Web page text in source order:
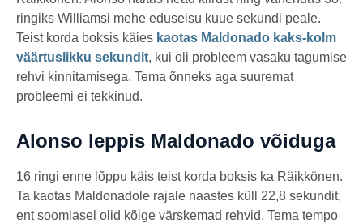
ringiks Williamsi mehe eduseisu kuue sekundi peale.
Teist korda boksis käies kaotas Maldonado kaks-kolm
väärtuslikku sekundit, kui oli probleem vasaku tagumise
rehvi kinnitamisega. Tema õnneks aga suuremat
probleemi ei tekkinud.
Alonso leppis Maldonado võiduga
16 ringi enne lõppu käis teist korda boksis ka Räikkönen.
Ta kaotas Maldonadole rajale naastes küll 22,8 sekundit,
ent soomlasel olid kõige värskemad rehvid. Tema tempo